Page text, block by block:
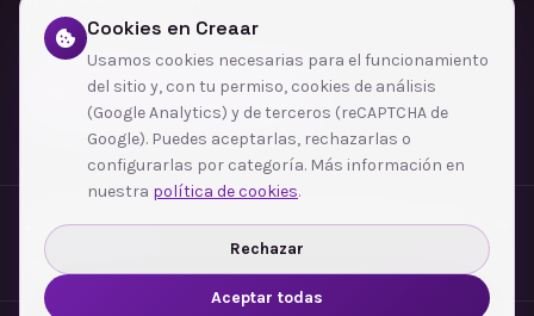
Mataró (Barcelona)
Déjanos tu reseña en Google
Zonas de cobertura·Barcelona·L'Hospitalet de Llobregat·Terrassa·Badalona
Sabadell
Santa Coloma de Gramenet
Ver todas las zonas →
Cookies en Creaar
Usamos cookies necesarias para el funcionamiento
del sitio y, con tu permiso, cookies de análisis
(Google Analytics) y de terceros (reCAPTCHA de
Google). Puedes aceptarlas, rechazarlas o
configurarlas por categoría. Más información en
nuestra política de cookies.
Rechazar
Aceptar todas